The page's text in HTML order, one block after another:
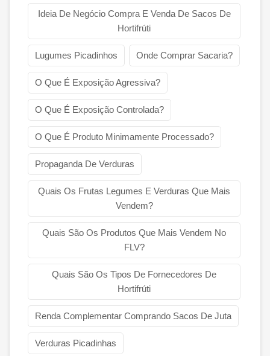
Ideia De Negócio Compra E Venda De Sacos De
Hortifrúti
Lugumes Picadinhos Onde Comprar Sacaria?
O Que É Exposição Agressiva?
O Que É Exposição Controlada?
O Que É Produto Minimamente Processado?
Propaganda De Verduras
Quais Os Frutas Legumes E Verduras Que Mais
Vendem?
Quais São Os Produtos Que Mais Vendem No
FLV?
Quais São Os Tipos De Fornecedores De
Hortifrúti
Renda Complementar Comprando Sacos De Juta
Verduras Picadinhas